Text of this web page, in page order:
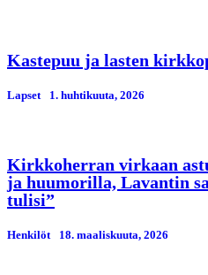
Kastepuu ja lasten
Lapset 1. huhtikuuta, 2026
Kirkkoherran virkaan
ja huumorilla, Lavantin
tulisi”
Henkilöt 18. maaliskuuta, 2026